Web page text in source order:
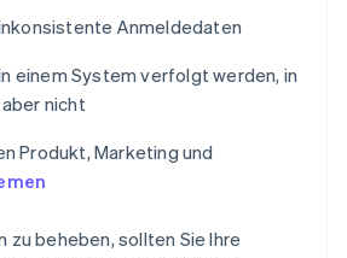
Anmeldedaten
einem System verfolgt werden, in
nicht
Produkt, Marketing und
zu beheben, sollten Sie Ihre